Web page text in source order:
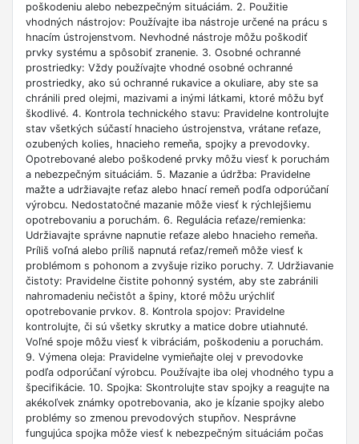
poškodeniu alebo nebezpečným situáciám. 2. Použitie
vhodných nástrojov: Používajte iba nástroje určené na prácu s
hnacím ústrojenstvom. Nevhodné nástroje môžu poškodiť
prvky systému a spôsobiť zranenie. 3. Osobné ochranné
prostriedky: Vždy používajte vhodné osobné ochranné
prostriedky, ako sú ochranné rukavice a okuliare, aby ste sa
chránili pred olejmi, mazivami a inými látkami, ktoré môžu byť
škodlivé. 4. Kontrola technického stavu: Pravidelne kontrolujte
stav všetkých súčastí hnacieho ústrojenstva, vrátane reťaze,
ozubených kolies, hnacieho remeňa, spojky a prevodovky.
Opotrebované alebo poškodené prvky môžu viesť k poruchám
a nebezpečným situáciám. 5. Mazanie a údržba: Pravidelne
mažte a udržiavajte reťaz alebo hnací remeň podľa odporúčaní
výrobcu. Nedostatočné mazanie môže viesť k rýchlejšiemu
opotrebovaniu a poruchám. 6. Regulácia reťaze/remienka:
Udržiavajte správne napnutie reťaze alebo hnacieho remeňa.
Príliš voľná alebo príliš napnutá reťaz/remeň môže viesť k
problémom s pohonom a zvyšuje riziko poruchy. 7. Udržiavanie
čistoty: Pravidelne čistite pohonný systém, aby ste zabránili
nahromadeniu nečistôt a špiny, ktoré môžu urýchliť
opotrebovanie prvkov. 8. Kontrola spojov: Pravidelne
kontrolujte, či sú všetky skrutky a matice dobre utiahnuté.
Voľné spoje môžu viesť k vibráciám, poškodeniu a poruchám.
9. Výmena oleja: Pravidelne vymieňajte olej v prevodovke
podľa odporúčaní výrobcu. Používajte iba olej vhodného typu a
špecifikácie. 10. Spojka: Skontrolujte stav spojky a reagujte na
akékoľvek známky opotrebovania, ako je kĺzanie spojky alebo
problémy so zmenou prevodových stupňov. Nesprávne
fungujúca spojka môže viesť k nebezpečným situáciám počas